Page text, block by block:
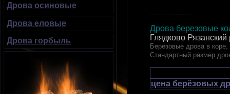
Дрова березовые
Глядково Рязанский
Берёзовые дрова в
Стандартный размер
цена берёзовых
Дрова осиновые
Дрова еловые
Дрова горбыль